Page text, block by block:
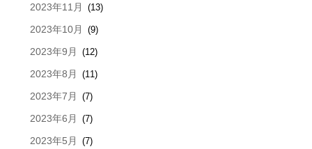
2023年11月 (13)
2023年10月 (9)
2023年9月 (12)
2023年8月 (11)
2023年7月 (7)
2023年6月 (7)
2023年5月 (7)